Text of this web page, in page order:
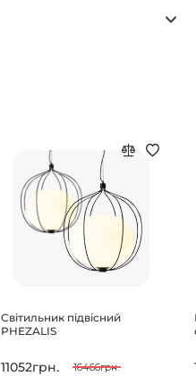
Світильник підвісний
PHEZALIS
11052грн. 16466грн.